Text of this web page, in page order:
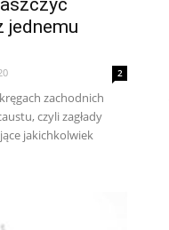
jednemu
2
zachodnich
czyli zagłady
jakichkolwiek